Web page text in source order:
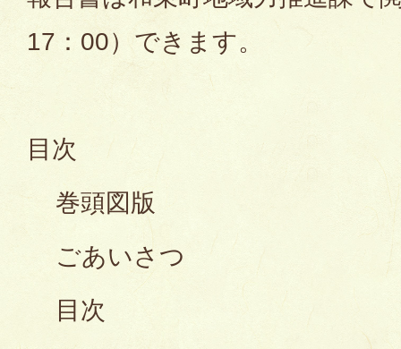
17：00）できます。
目次
巻頭図版
ごあいさつ
目次